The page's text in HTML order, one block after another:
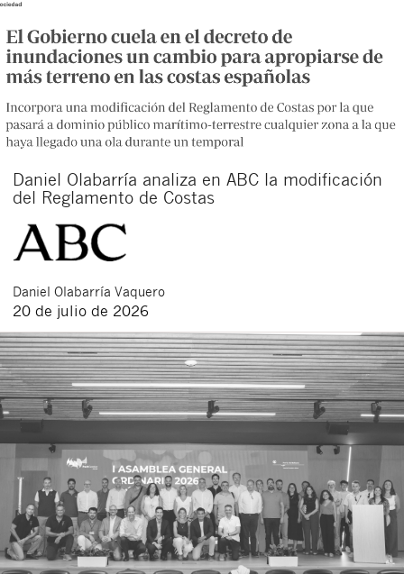
Daniel Olabarría analiza en ABC la modificación
del Reglamento de Costas
Daniel Olabarría Vaquero
20 de julio de 2026